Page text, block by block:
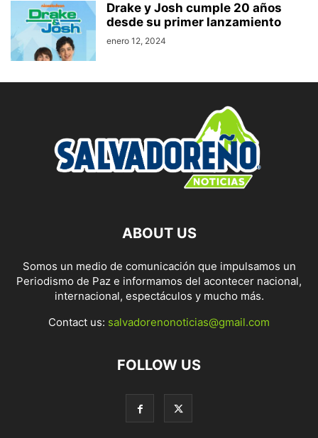
Drake y Josh cumple 20 años
desde su primer lanzamiento
enero 12, 2024
ABOUT US
Somos un medio de comunicación que impulsamos un
Periodismo de Paz e informamos del acontecer nacional,
internacional, espectáculos y mucho más.
Contact us: salvadorenonoticias@gmail.com
FOLLOW US